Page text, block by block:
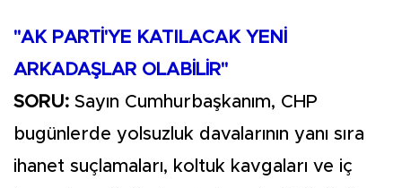
"AK PARTİ'YE KATILACAK YENİ
ARKADAŞLAR OLABİLİR"
SORU: Sayın Cumhurbaşkanım, CHP
bugünlerde yolsuzluk davalarının yanı sıra
ihanet suçlamaları, koltuk kavgaları ve iç